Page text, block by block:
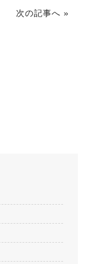
次の記事へ »